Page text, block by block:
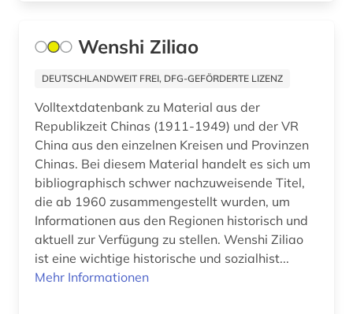
Wenshi Ziliao
DEUTSCHLANDWEIT FREI, DFG-GEFÖRDERTE LIZENZ
Volltextdatenbank zu Material aus der
Republikzeit Chinas (1911-1949) und der VR
China aus den einzelnen Kreisen und Provinzen
Chinas. Bei diesem Material handelt es sich um
bibliographisch schwer nachzuweisende Titel,
die ab 1960 zusammengestellt wurden, um
Informationen aus den Regionen historisch und
aktuell zur Verfügung zu stellen. Wenshi Ziliao
ist eine wichtige historische und sozialhist...
Mehr Informationen